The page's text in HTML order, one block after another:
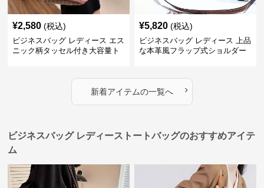
¥2,580 (税込)
ビジネスバッグ レディース エス
ニック柄タッセル付き大容量ト
¥5,820 (税込)
ビジネスバッグ レディース 上品
な本革風フラップ式ショルダー
新着アイテムの一覧へ ›
ビジネスバッグ レディーストートバッグのおすすめアイテ
ム